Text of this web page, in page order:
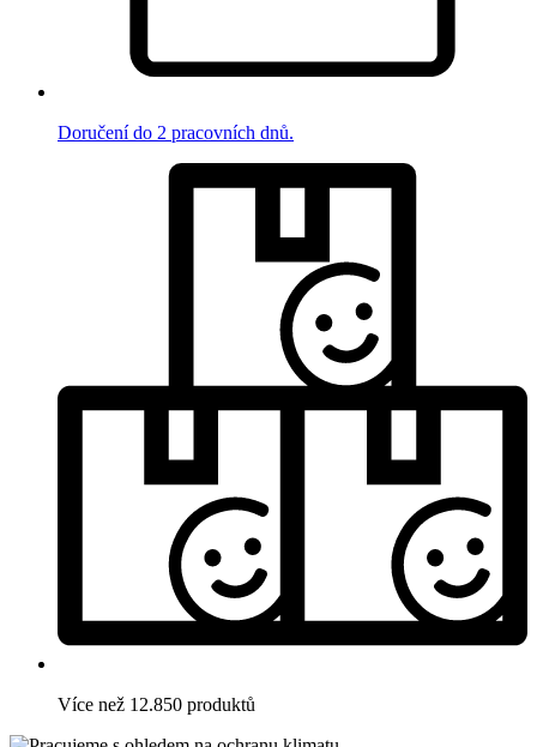
Doručení do 2 pracovních dnů.
Více než 12.850 produktů